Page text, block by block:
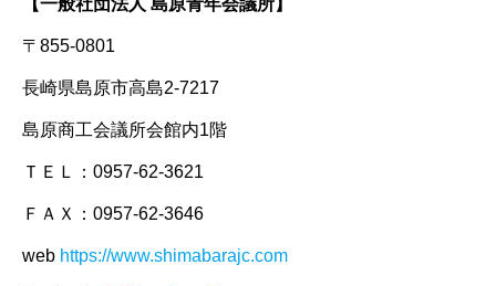
〒855-0801
長崎県島原市高島2-7217
島原商工会議所会館内1階
ＴＥＬ：0957-62-3621
ＦＡＸ：0957-62-3646
web https://www.shimabarajc.com